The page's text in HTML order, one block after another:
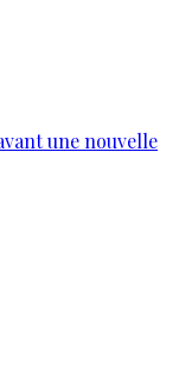
une nouvelle